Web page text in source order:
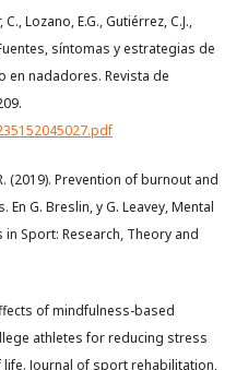
Lozano, E.G., Gutiérrez, C.J.,
síntomas y estrategias de
nadadores. Revista de
(2019). Prevention of burnout and
G. Breslin, y G. Leavey, Mental
Sport: Research, Theory and
of mindfulness-based
athletes for reducing stress
Journal of sport rehabilitation,